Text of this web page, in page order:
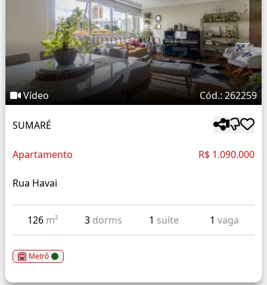
Vídeo Cód.: 262259
SUMARÉ
Apartamento R$ 1.090.000
Rua Havai
126 m² 3 dorms 1 suíte 1 vaga
Metrô